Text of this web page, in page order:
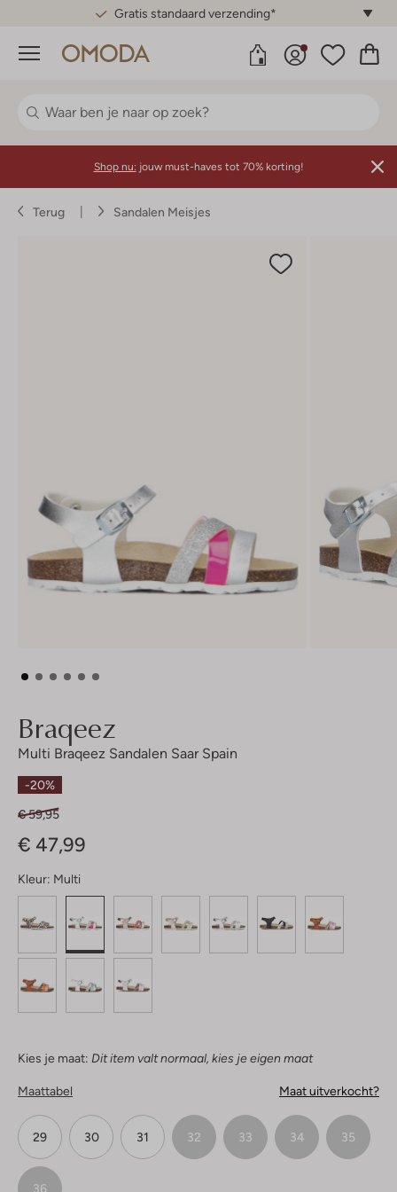
Gratis standaard verzending*
Menu
Shop nu: jouw must-haves tot 70% korting!
Terug Sandalen Meisjes
Braqeez
Multi Braqeez Sandalen Saar Spain
-20%
€ 59,95
€ 47,99
Kleur: Multi
Kies je maat: Dit item valt normaal, kies je eigen maat
Maattabel Maat uitverkocht?
29 30 31 32 33 34 35
36